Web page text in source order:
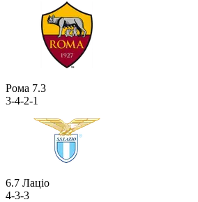
Рома 7.3
3-4-2-1
6.7 Лаціо
4-3-3